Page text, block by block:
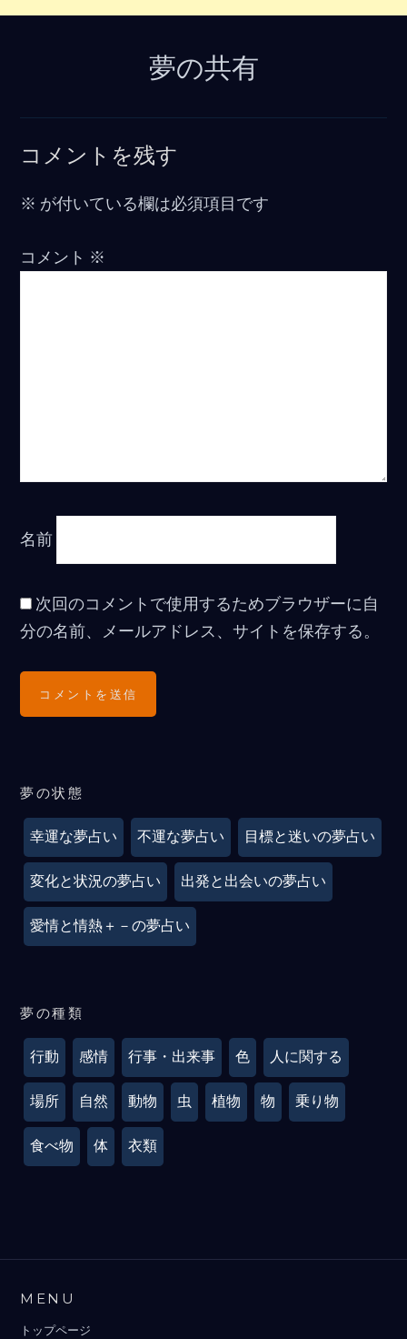
夢の共有
コメントを残す
※ が付いている欄は必須項目です
コメント ※
名前
次回のコメントで使用するためブラウザーに自
分の名前、メールアドレス、サイトを保存する。
夢の状態
幸運な夢占い 不運な夢占い 目標と迷いの夢占い
変化と状況の夢占い 出発と出会いの夢占い
愛情と情熱＋－の夢占い
夢の種類
行動 感情 行事・出来事 色 人に関する
場所 自然 動物 虫 植物 物 乗り物
食べ物 体 衣類
MENU
トップページ